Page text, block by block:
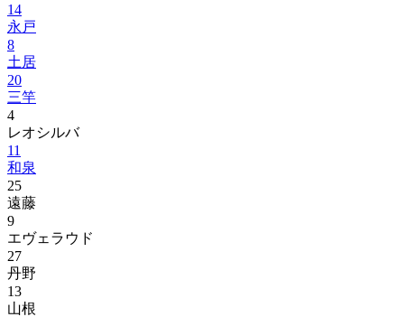
14
永戸
8
土居
20
三竿
4
レオシルバ
11
和泉
25
遠藤
9
エヴェラウド
27
丹野
13
山根